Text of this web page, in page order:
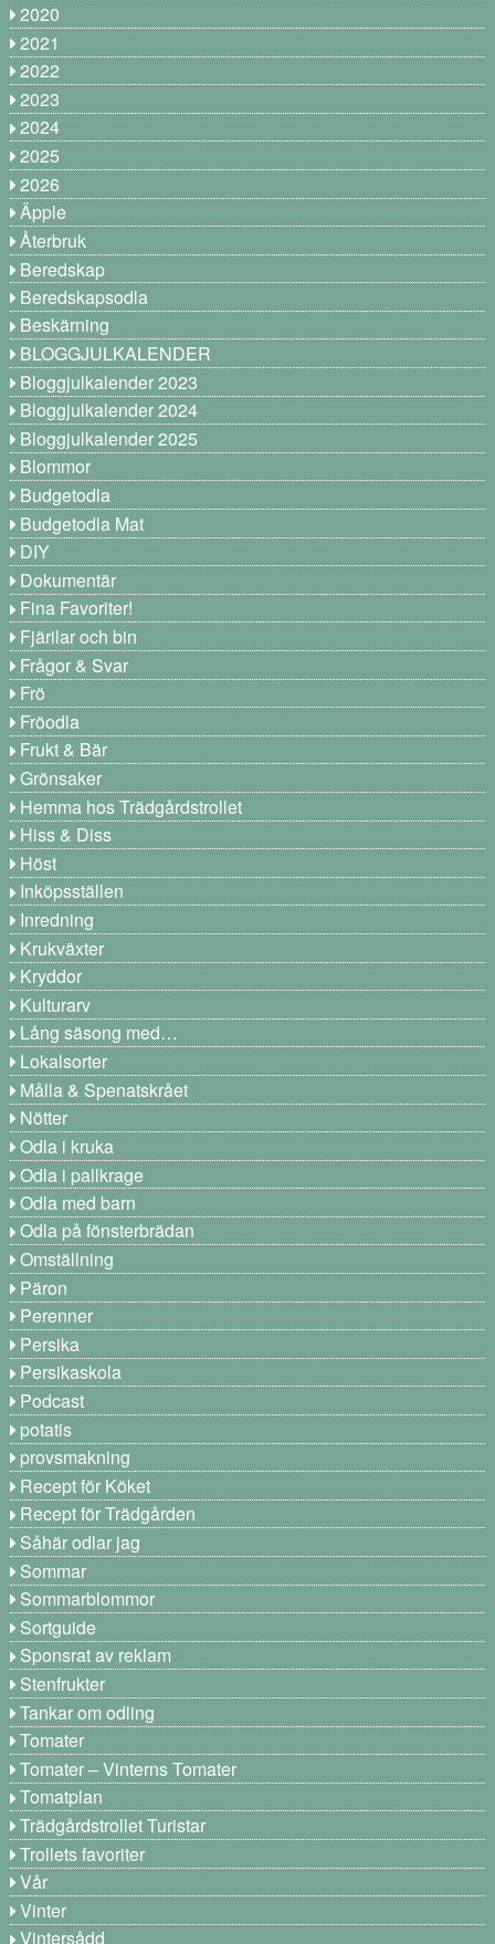
2020
2021
2022
2023
2024
2025
2026
Äpple
Återbruk
Beredskap
Beredskapsodla
Beskärning
BLOGGJULKALENDER
Bloggjulkalender 2023
Bloggjulkalender 2024
Bloggjulkalender 2025
Blommor
Budgetodla
Budgetodla Mat
DIY
Dokumentär
Fina Favoriter!
Fjärilar och bin
Frågor & Svar
Frö
Fröodla
Frukt & Bär
Grönsaker
Hemma hos Trädgårdstrollet
Hiss & Diss
Höst
Inköpsställen
Inredning
Krukväxter
Kryddor
Kulturarv
Lång säsong med…
Lokalsorter
Målla & Spenatskrået
Nötter
Odla i kruka
Odla i pallkrage
Odla med barn
Odla på fönsterbrädan
Omställning
Päron
Perenner
Persika
Persikaskola
Podcast
potatis
provsmakning
Recept för Köket
Recept för Trädgården
Såhär odlar jag
Sommar
Sommarblommor
Sortguide
Sponsrat av reklam
Stenfrukter
Tankar om odling
Tomater
Tomater – Vinterns Tomater
Tomatplan
Trädgårdstrollet Turistar
Trollets favoriter
Vår
Vinter
Vintersådd